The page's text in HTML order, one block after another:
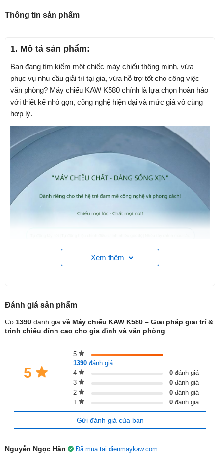
Thông tin sản phẩm
1. Mô tả sản phẩm:
Bạn đang tìm kiếm một chiếc máy chiếu thông minh, vừa
phục vụ nhu cầu giải trí tại gia, vừa hỗ trợ tốt cho công việc
văn phòng? Máy chiếu KAW K580 chính là lựa chọn hoàn hảo
với thiết kế nhỏ gọn, công nghệ hiện đại và mức giá vô cùng
hợp lý.
Xem thêm
Đánh giá sản phẩm
Có 1390 đánh giá về Máy chiếu KAW K580 – Giải pháp giải trí &
trình chiếu đỉnh cao cho gia đình và văn phòng
5
5
1390 đánh giá
4
0đánh giá
3
0đánh giá
2
0đánh giá
1
0đánh giá
Gửi đánh giá của bạn
Nguyễn Ngọc Hân Đã mua tại dienmaykaw.com